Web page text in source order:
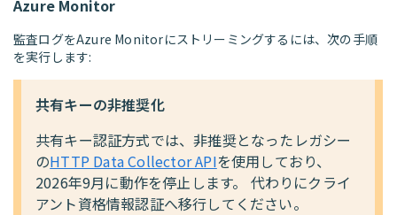
Azure Monitor
監査ログをAzure Monitorにストリーミングするには、次の手順
を実行します:
共有キーの非推奨化
共有キー認証方式では、非推奨となったレガシー
のHTTP Data Collector APIを使用しており、
2026年9月に動作を停止します。 代わりにクライ
アント資格情報認証へ移行してください。